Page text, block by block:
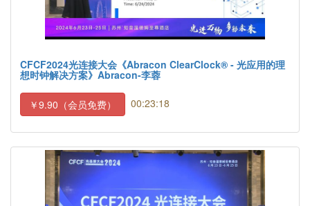
CFCF2024光连接大会《Abracon ClearClock® - 光应用的理
想时钟解决方案》Abracon-李蓉
￥9.90（会员免费） 00:23:18